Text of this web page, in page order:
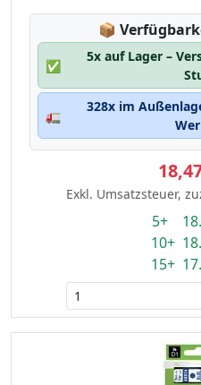
📦
✅
5x auf Lager –
🚛
328x im
Exkl. Umsatzsteuer,
5+
10+
15+